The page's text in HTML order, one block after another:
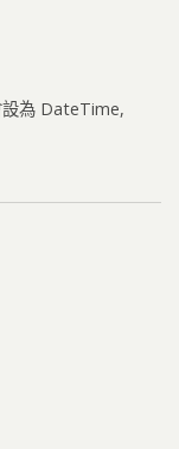
設為 DateTime,